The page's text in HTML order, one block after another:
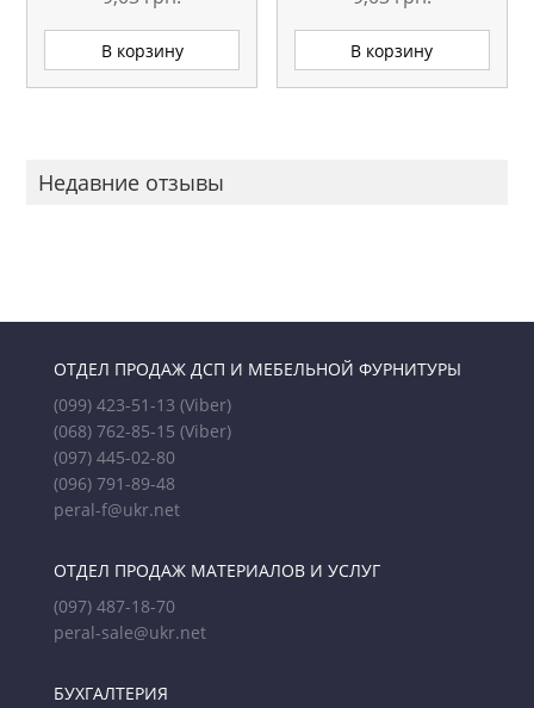
В корзину В корзину
Недавние отзывы
ОТДЕЛ ПРОДАЖ ДСП И МЕБЕЛЬНОЙ ФУРНИТУРЫ
(099) 423-51-13 (Viber)
(068) 762-85-15 (Viber)
(097) 445-02-80
(096) 791-89-48
peral-f@ukr.net
ОТДЕЛ ПРОДАЖ МАТЕРИАЛОВ И УСЛУГ
(097) 487-18-70
peral-sale@ukr.net
БУХГАЛТЕРИЯ